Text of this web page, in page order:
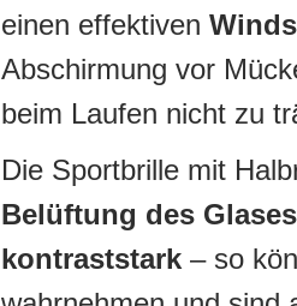
einen effektiven
Abschirmung vor
beim Laufen nicht zu
Die Sportbrille mit
Belüftung des Glases
kontraststark – so